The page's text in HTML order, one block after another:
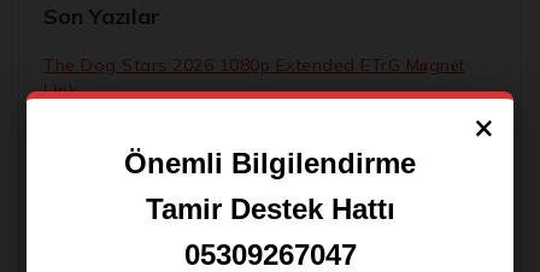
Son Yazılar
The Dog Stars 2026 1080p Extended ETrG M𝐚gn𝐞t
L𝐢nk
Control Resonant Keys Compressed Repack Torrent
Download
Office 2019 LTSC Professional Plus .tо𝚛𝚛еnt
The Uprising 2026 BRRip 2160𝚙 Atmos GalaxyRG
×
Önemli Bilgilendirme
Tamir Destek Hattı
05309267047